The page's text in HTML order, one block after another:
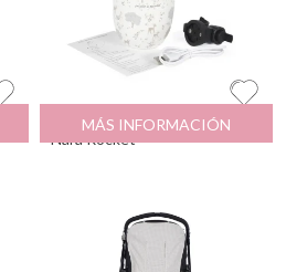
Mecedor Carrito Bebe
Nara Rocket
56.95
MÁS INFORMACIÓN